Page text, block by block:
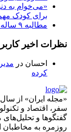
«می‌خوام به
برای کودک
مطالبه ۹ ساله مردم غرب البرز محقق شد
نظرات اخیر
احسان در
کرده
سفر، اقتصاد و
گفتگوها و تحلیل‌های
روزمره به مخاطبان